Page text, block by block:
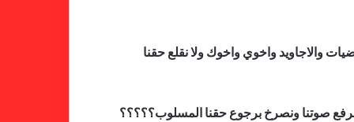
والاجاويد واخوي واخوك ولا نقلع حقنا
صوتنا ونصرخ برجوع حقنا المسلوب؟؟؟؟؟